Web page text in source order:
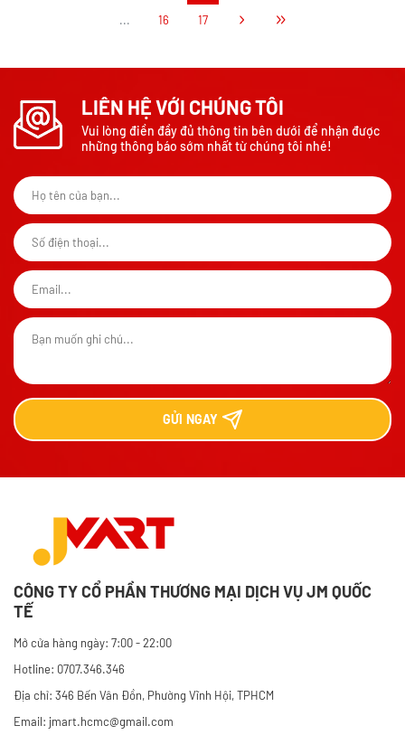
... 16 17
LIÊN HỆ VỚI CHÚNG TÔI
Vui lòng điền đầy đủ thông tin bên dưới để nhận được
những thông báo sớm nhất từ chúng tôi nhé!
GỬI NGAY
CÔNG TY CỔ PHẦN THƯƠNG MẠI DỊCH VỤ JM QUỐC
TẾ
Mở cửa hàng ngày: 7:00 - 22:00
Hotline: 0707.346.346
Địa chỉ: 346 Bến Vân Đồn, Phường Vĩnh Hội, TPHCM
Email: jmart.hcmc@gmail.com